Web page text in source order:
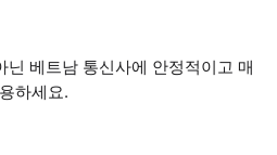
닌 베트남 통신사에 안정적이고 매
하세요.